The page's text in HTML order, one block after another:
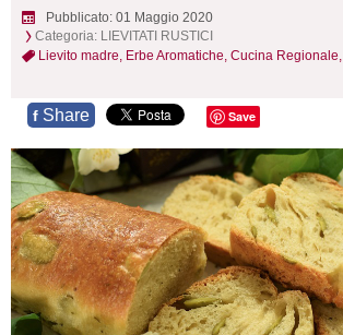
Pubblicato: 01 Maggio 2020
Categoria: LIEVITATI RUSTICI
Lievito madre, Erbe Aromatiche, Cucina Regionale,
f Share Save